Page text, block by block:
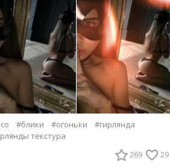
#блики #огоньки
#гирлянда
текстура
269 29